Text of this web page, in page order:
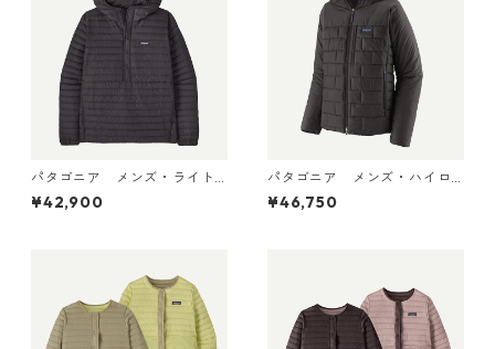
パタゴニア メンズ・ライト
ウェイト・ダウン・セータ
ー・プルオーバー Black 319
¥42,900
パタゴニア メンズ・ハイロ
フト・ナノ・パフ・フーデ
¥46,750